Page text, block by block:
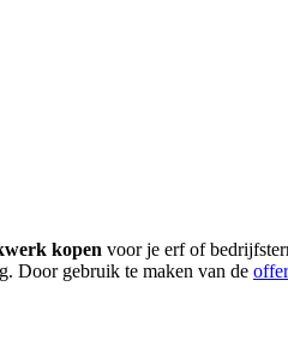
kopen voor je erf of
Door gebruik te maken van de